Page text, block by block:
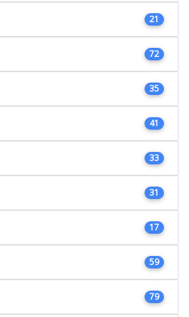
21
72
35
41
33
31
17
59
79